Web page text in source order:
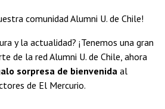
Funcionarias/os
Egresadas/os
comunidad Alumni U. de Chile!
y la actualidad? ¡Tenemos una gran
de la red Alumni U. de Chile, ahora
sorpresa de bienvenidaal
de El Mercurio.